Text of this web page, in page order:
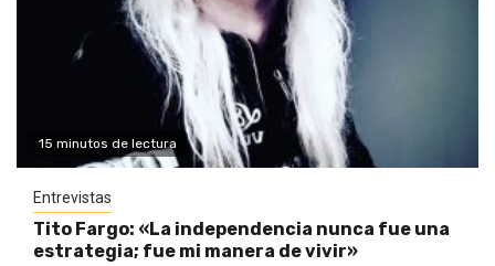
15 minutos de lectura
Entrevistas
Tito Fargo: «La independencia nunca fue una
estrategia; fue mi manera de vivir»